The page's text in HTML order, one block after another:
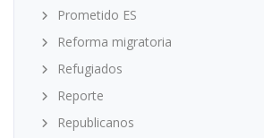
Prometido ES
Reforma migratoria
Refugiados
Reporte
Republicanos